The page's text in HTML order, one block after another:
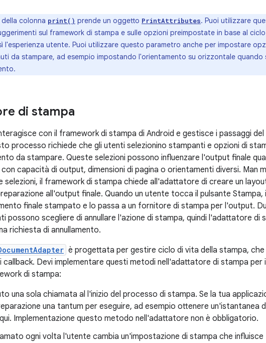
colonna print() prende un oggetto PrintAttributes. Puoi utilizzare
sul framework di stampa e sulle opzioni preimpostate in base al
l'esperienza utente. Puoi utilizzare questo parametro anche per impostare
da stampare, ad esempio impostando l'orientamento su orizzontale quando
di stampa
con il framework di stampa di Android e gestisce i passaggi del
processo richiede che gli utenti selezionino stampanti e opzioni di
da stampare. Queste selezioni possono influenzare l'output finale
capacità di output, dimensioni di pagina o orientamenti diversi. Man
il framework di stampa chiede all'adattatore di creare un
all'output finale. Quando un utente tocca il pulsante Stampa,
finale stampato e lo passa a un fornitore di stampa per l'output.
possono scegliere di annullare l'azione di stampa, quindi l'adattatore di
richiesta di annullamento.
è progettata per gestire ciclo di vita della stampa, che
Devi implementare questi metodi nell'adattatore di stampa per
di stampa:
una sola chiamata al l'inizio del processo di stampa. Se la tua
una tantum per eseguire, ad esempio ottenere un'istantanea
Implementazione questo metodo nell'adattatore non è obbligatorio.
ogni volta l'utente cambia un'impostazione di stampa che influisce